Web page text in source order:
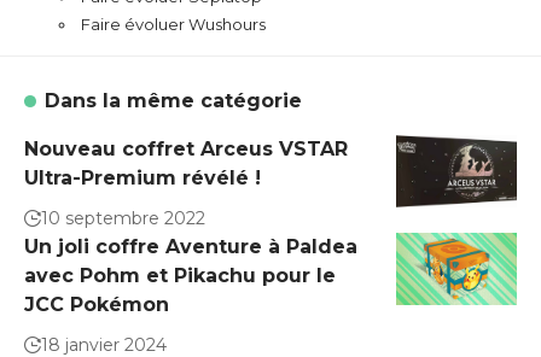
Faire évoluer Wushours
Dans la même catégorie
Nouveau coffret Arceus VSTAR
Ultra-Premium révélé !
10 septembre 2022
Un joli coffre Aventure à Paldea
avec Pohm et Pikachu pour le
JCC Pokémon
18 janvier 2024